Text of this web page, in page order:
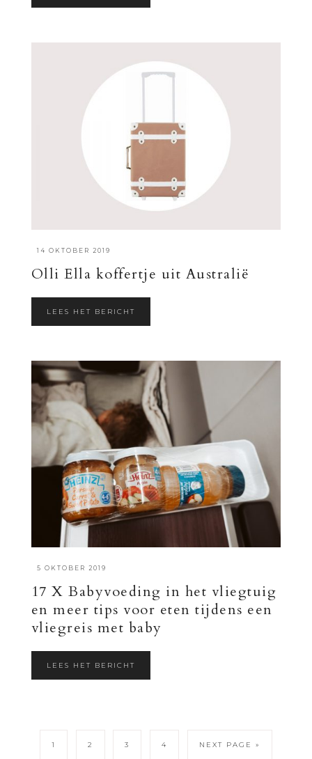
·14 OKTOBER 2019
Olli Ella koffertje uit Australië
LEES HET BERICHT
5 OKTOBER 2019
17 X Babyvoeding in het vliegtuig
en meer tips voor eten tijdens een
vliegreis met baby
LEES HET BERICHT
1 2 3 4 NEXT PAGE »